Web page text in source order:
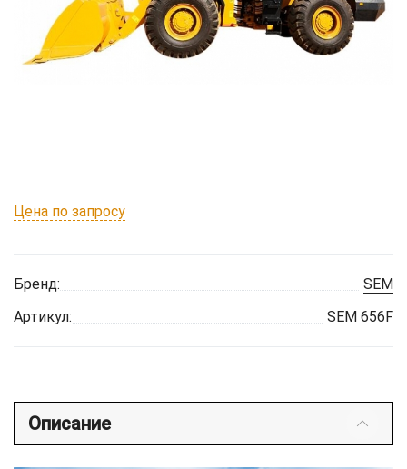
Цена по запросу
Бренд:
SEM
Артикул:
SEM 656F
Описание